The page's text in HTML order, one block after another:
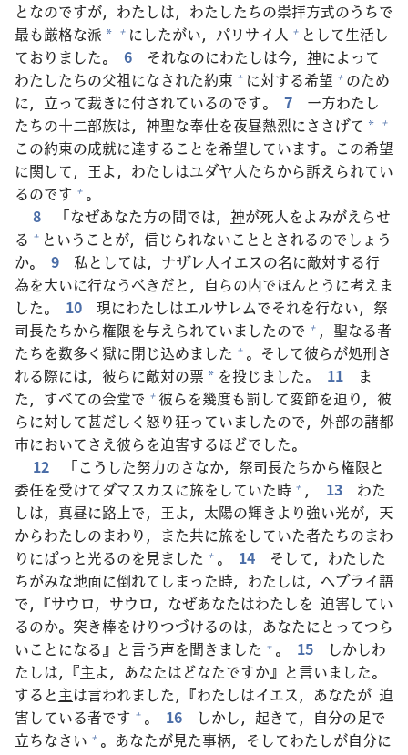
となのですが，わたしは，わたしたちの崇拝方式のうちで
最も厳格な派 * + にしたがい，パリサイ 人 + として生活し
ておりました。
6 それなのにわたしは今， 神によって
わたしたちの父祖になされた約束 + に対する希望 + のため
に， 立って裁きに付されているのです。 7 一方わたし
たちの十二部族は， 神聖な奉仕を夜昼熱烈にささげて * +
この約束の成就に達することを希望しています。この希望
に関して， 王よ，わたしはユダヤ人たちから訴えられてい
るのです + 。
8
「なぜあなた方の間では， 神が死人をよみがえらせ
る + ということが， 信じられないこととされるのでしょう
か。
9 私としては，ナザレ人イエスの名に敵対する行
為を大いに行なうべきだと， 自らの内でほんとうに考えま
した。
10 現にわたしはエルサレムでそれを行ない， 祭
司長たちから権限を与えられていましたので + ， 聖なる者
たちを数多く 獄に閉じ込めました + 。そして彼らが処刑さ
れる際には， 彼らに敵対の票 * を投じました。 11
ま
た，すべての会堂で + 彼らを幾度も罰して変節を迫り， 彼
らに対して甚だしく 怒り狂っていましたので， 外部の諸都
市においてさえ彼らを迫害するほどでした。
12
「こうした努力のさなか， 祭司長たちから権限と
委任を受けてダマスカスに旅をしていた時 + ， 13
わた
しは， 真昼に路 上で， 王よ， 太陽の輝きより強い光が， 天
からわたしのまわり，また共に旅をしていた者たちのまわ
りにぱっと光るのを 見ました + 。 14
そして，わたした
ちがみな地面に倒れてしまった時，わたしは，ヘブライ語
で，『サウロ，サウロ，なぜあなたはわたしを 迫害してい
るのか。 突き棒をけりつづけるのは，あなたにとってつら
いことになる』と言う声を聞きました + 。 15
しかしわ
たしは，『主よ，あなたはどなたですか』と言いました。
すると主は言われました，『わたしはイエス，あなたが 迫
害している者です + 。 16 しかし， 起きて， 自分の足で
立ちなさい + 。あなたが見た事柄，そしてわたしが自分に